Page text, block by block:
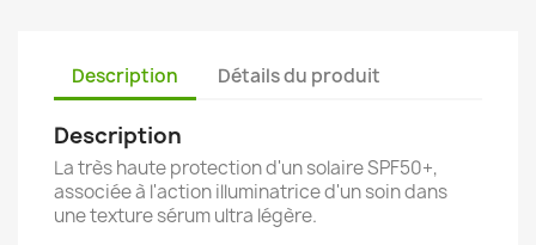
Description Détails du produit
Description
La très haute protection d'un solaire SPF50+,
associée à l'action illuminatrice d'un soin dans
une texture sérum ultra légère.